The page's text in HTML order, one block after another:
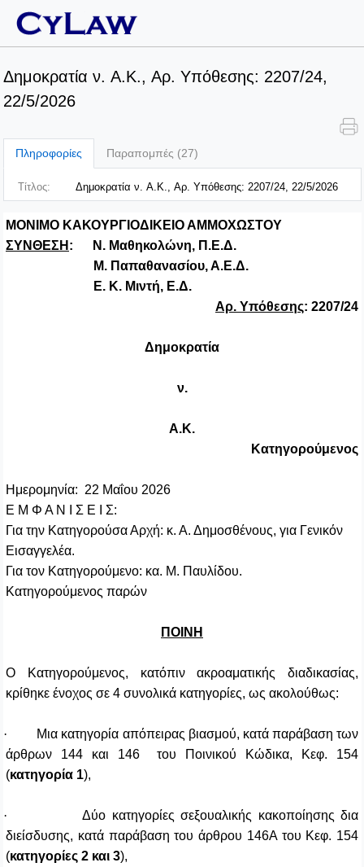
Δημοκρατία ν. A.K., Αρ. Υπόθεσης: 2207/24,
22/5/2026
Πληροφορίες Παραπομπές (27)
Τίτλος: Δημοκρατία ν. A.K., Αρ. Υπόθεσης: 2207/24, 22/5/2026
ΜΟΝΙΜΟ ΚΑΚΟΥΡΓΙΟΔΙΚΕΙΟ ΑΜΜΟΧΩΣΤΟΥ
ΣΥΝΘΕΣΗ : N . Μαθηκολώνη, Π.Ε.Δ.
Μ. Παπαθανασίου, Α.Ε.Δ.
Ε. Κ. Μιντή, Ε.Δ.
Αρ. Υπόθεσης: 2207/24
Δημοκρατία
ν.
A.K.
Κατηγορούμενος
Ημερομηνία: 22 Mαΐου 2026
Ε Μ Φ Α Ν Ι Σ Ε Ι Σ:
Για την Κατηγορούσα Αρχή: κ. Α. Δημοσθένους, για Γενικόν
Εισαγγελέα.
Για τον Κατηγορούμενο: κα. Μ. Παυλίδου.
Κατηγορούμενος παρών
ΠΟΙΝΗ
Ο Κατηγορούμενος, κατόπιν ακροαματικής διαδικασίας,
κρίθηκε ένοχος σε 4 συνολικά κατηγορίες, ως ακολούθως:
·
Mια κατηγορία απόπειρας βιασμού, κατά παράβαση των
άρθρων 144 και 146 του Ποινικού Κώδικα, Κεφ. 154
(κατηγορία 1),
·
Δύο κατηγορίες σεξουαλικής κακοποίησης δια
διείσδυσης, κατά παράβαση του άρθρου 146Α του Κεφ. 154
(κατηγορίες 2 και 3),